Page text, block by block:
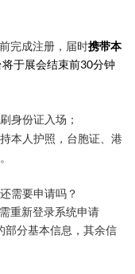
完成注册，届时携带本
于展会结束前30分钟
身份证入场；
本人护照，台胞证、港
需要申请吗？
重新登录系统申请
部分基本信息，其余信